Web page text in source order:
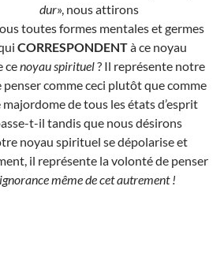
dur», nous attirons
toutes formes mentales et germes
CORRESPONDENTà ce noyau
cenoyau spirituel? Il représente notre
comme ceci plutôt que comme
majordome de tous les états d’esprit
t-il tandis que nous désirons
noyau spirituel se dépolarise et
il représente la volonté de penser
même de cet autrement !